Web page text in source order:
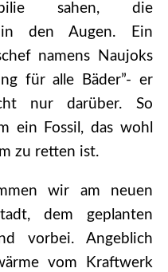
sahen, die
in den Augen. Ein
namens Naujoks
für alle Bäder”- er
nur darüber. So
ein Fossil, das wohl
zu retten ist.
wir am neuen
dem geplanten
vorbei. Angeblich
vom Kraftwerk